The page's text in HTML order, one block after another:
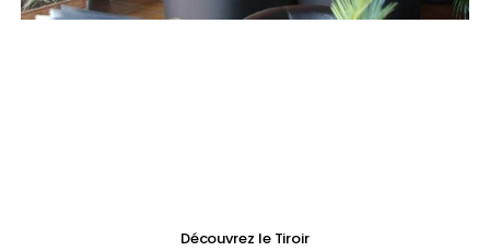
Découvrez le Tiroir